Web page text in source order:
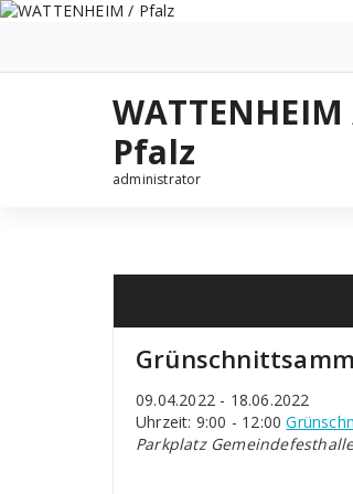
Zum
Pfalz
administrator
09.04.2022 - 18.06.2022
Uhrzeit: 9:00 - 12:00
Parkplatz